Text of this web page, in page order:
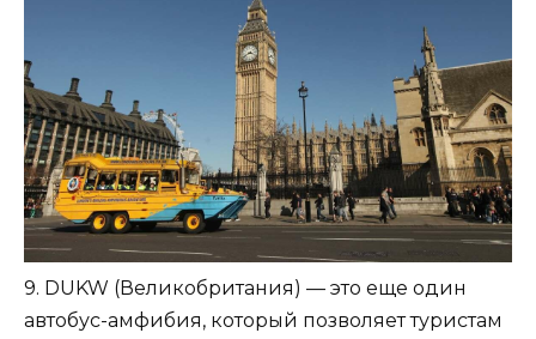
9. DUKW (Великобритания) — это еще один
автобус-амфибия, который позволяет туристам